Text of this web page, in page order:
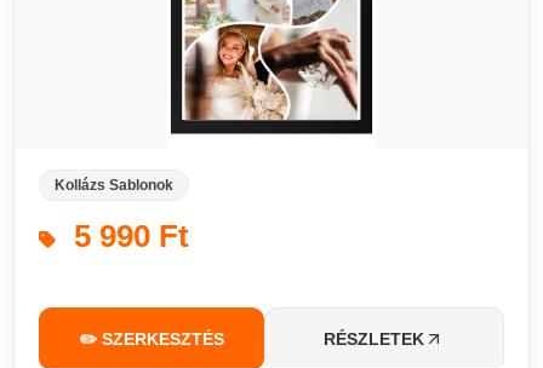
Kollázs Sablonok
5 990 Ft
✏️ SZERKESZTÉS RÉSZLETEK